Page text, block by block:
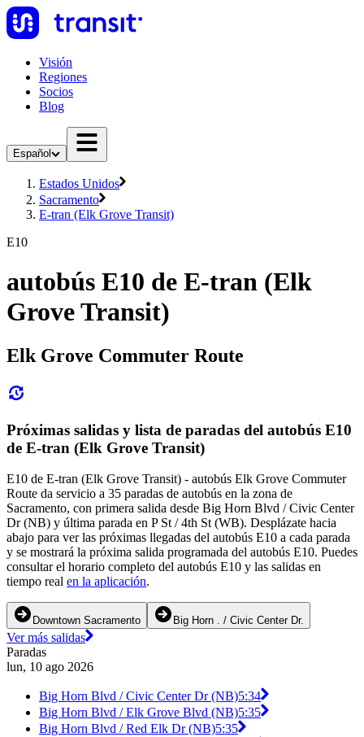
Visión
Regiones
Socios
Blog
Español
Estados Unidos
Sacramento
E-tran (Elk Grove Transit)
E10
autobús E10 de E-tran (Elk
Grove Transit)
Elk Grove Commuter Route
Próximas salidas y lista de paradas del autobús E10
de E-tran (Elk Grove Transit)
E10 de E-tran (Elk Grove Transit) - autobús Elk Grove Commuter
Route da servicio a 35 paradas de autobús en la zona de
Sacramento, con primera salida desde Big Horn Blvd / Civic Center
Dr (NB) y última parada en P St / 4th St (WB). Desplázate hacia
abajo para ver las próximas llegadas del autobús E10 a cada parada
y se mostrará la próxima salida programada del autobús E10. Puedes
consultar el horario completo del autobús E10 y las salidas en
tiempo real en la aplicación.
Downtown Sacramento Big Horn . / Civic Center Dr.
Ver más salidas
Paradas
lun, 10 ago 2026
Big Horn Blvd / Civic Center Dr (NB)5:34
Big Horn Blvd / Elk Grove Blvd (NB)5:35
Big Horn Blvd / Red Elk Dr (NB)5:35